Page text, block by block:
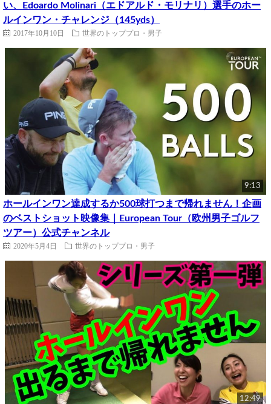
い、Edoardo Molinari（エドアルド・モリナリ）選手のホー
ルインワン・チャレンジ（145yds）
2017年10月10日 世界のトッププロ・男子
9:13
ホールインワン達成するか500球打つまで帰れません！企画
のベストショット映像集｜European Tour（欧州男子ゴルフ
ツアー）公式チャンネル
2020年5月4日 世界のトッププロ・男子
12:49